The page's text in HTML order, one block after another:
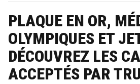
PLAQUE EN OR,
OLYMPIQUES ET
DÉCOUVREZ LES
ACCEPTÉS PAR